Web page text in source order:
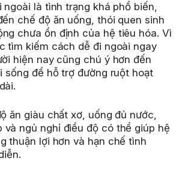
ngoài là tình trạng khá phổ biến,
chế độ ăn uống, thói quen sinh
chưa ổn định của hệ tiêu hóa. Vì
tìm kiếm cách dễ đi ngoài ngay
hiện nay cũng chú ý hơn đến
sống để hỗ trợ đường ruột hoạt
ăn giàu chất xơ, uống đủ nước,
và ngủ nghỉ điều độ có thể giúp hệ
thuận lợi hơn và hạn chế tình